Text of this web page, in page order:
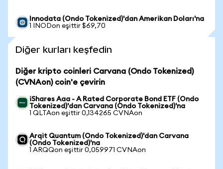
Innodata (Ondo Tokenized)'dan Amerikan Doları'na
1 INODon eşittir $69,70
Diğer kurları keşfedin
Diğer kripto coinleri Carvana (Ondo Tokenized)
(CVNAon) coin'e çevirin
iShares Aaa - A Rated Corporate Bond ETF (Ondo
Tokenized)'dan Carvana (Ondo Tokenized)'na
1 QLTAon eşittir 0,134265 CVNAon
Arqit Quantum (Ondo Tokenized)'dan Carvana
(Ondo Tokenized)'na
1 ARQQon eşittir 0,059971 CVNAon